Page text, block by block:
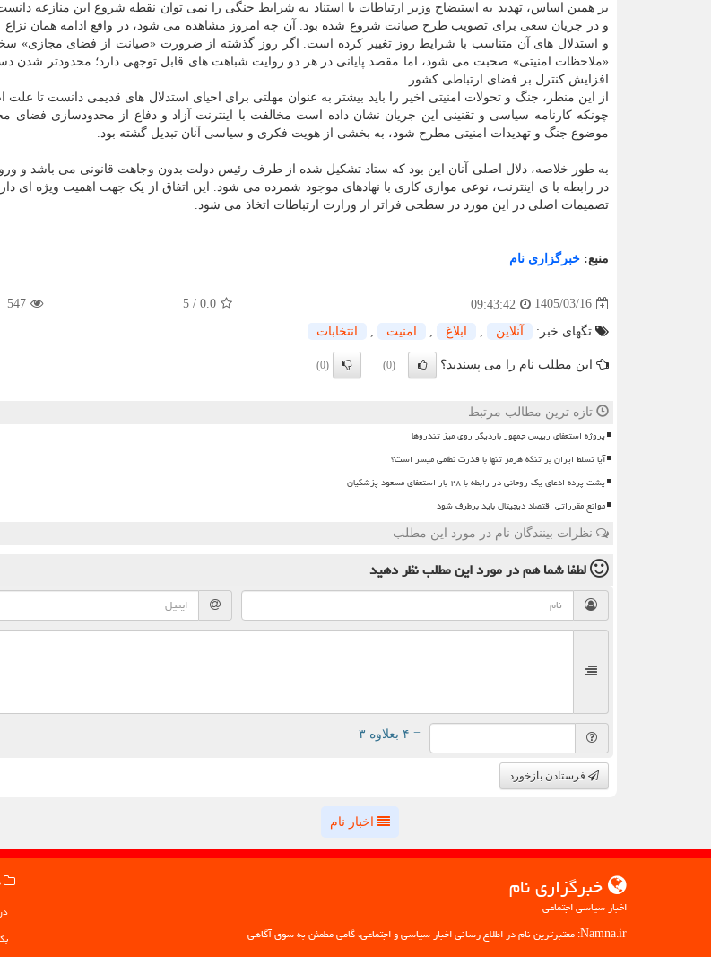
بر همین اساس، تهدید به استیضاح وزیر ارتباطات یا استناد به شرایط جنگی را نمی توان نقطه شروع این منازعه
و در جریان سعی برای تصویب طرح صیانت شروع شده بود. آن چه امروز مشاهده می شود، در واقع ادامه همان نزاع
و استدلال های آن متناسب با شرایط روز تغییر کرده است. اگر روز گذشته از ضرورت «صیانت از فضای مجازی»
«ملاحظات امنیتی» صحبت می شود، اما مقصد پایانی در هر دو روایت شباهت های قابل توجهی دارد؛ محدودتر شدن
افزایش کنترل بر فضای ارتباطی کشور.
از این منظر، جنگ و تحولات امنیتی اخیر را باید بیشتر به عنوان مهلتی برای احیای استدلال های قدیمی دانست تا علت
چونکه کارنامه سیاسی و تقنینی این جریان نشان داده است مخالفت با اینترنت آزاد و دفاع از محدودسازی فضای
موضوع جنگ و تهدیدات امنیتی مطرح شود، به بخشی از هویت فکری و سیاسی آنان تبدیل گشته بود.
به طور خلاصه، دلال اصلی آنان این بود که ستاد تشکیل شده از طرف رئیس دولت بدون وجاهت قانونی می باشد و
در رابطه با ی اینترنت، نوعی موازی کاری با نهادهای موجود شمرده می شود. این اتفاق از یک جهت اهمیت ویژه ای
تصمیمات اصلی در این مورد در سطحی فراتر از وزارت ارتباطات اتخاذ می شود.
منبع: خبرگزاری نام
1405/03/16
09:43:42
0.0
/
5
547
تگهای خبر: آنلاین ابلاغ امنیت انتخابات
این مطلب نام را می پسندید؟ (0)
(0)
تازه ترین مطالب مرتبط
پروژه استعفای رییس جمهور باردیگر روی میز تندروها
آیا تسلط ایران بر تنگه هرمز تنها با قدرت نظامی میسر است؟
پشت پرده ادعای یک روحانی در رابطه با ۲۸ بار استعفای مسعود پزشکیان
موانع مقرراتی اقتصاد دیجیتال باید برطرف شود
نظرات بینندگان نام در مورد این مطلب
لطفا شما همدر مورد این مطلبنظر دهید
= ۴ بعلاوه ۳
فرستادن بازخورد
اخبار نام
خبرگزاری نام
اخبار سیاسی اجتماعی
Namna.ir: معتبرترین نام در اطلاع رسانی اخبار سیاسی و اجتماعی، گامی مطمئن به سوی آگاهی